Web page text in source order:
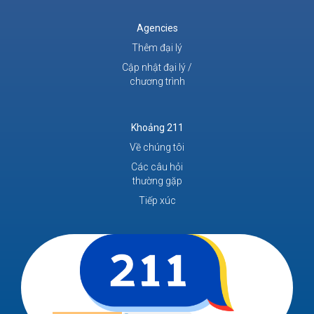
Agencies
Thêm đại lý
Cập nhật đại lý /
chương trình
Khoảng 211
Về chúng tôi
Các câu hỏi
thường gặp
Tiếp xúc